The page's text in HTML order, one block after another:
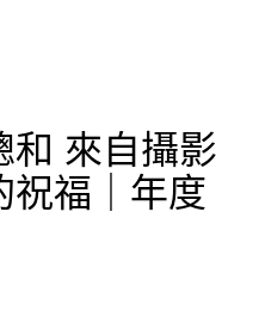
和 來自攝影
祝福｜年度